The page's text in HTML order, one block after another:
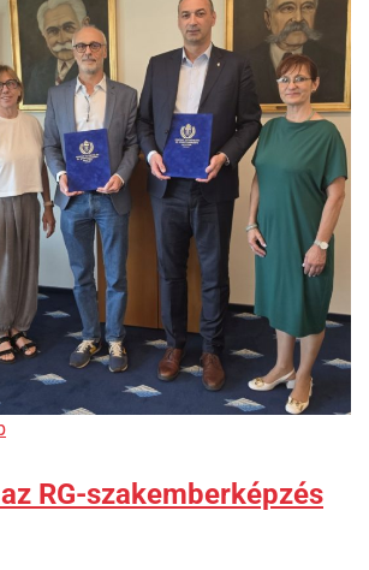
RG-szakemberképzés